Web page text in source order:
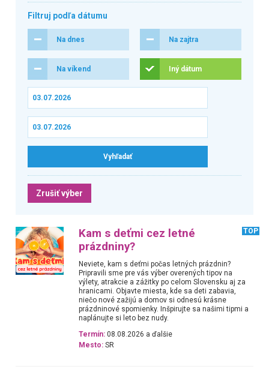
Filtruj podľa dátumu
Na dnes Na zajtra
Na víkend Iný dátum
Zrušiť výber
Kam s deťmi cez letné
prázdniny?
TOP
Neviete, kam s deťmi počas letných prázdnin?
Pripravili sme pre vás výber overených tipov na
výlety, atrakcie a zážitky po celom Slovensku aj za
hranicami. Objavte miesta, kde sa deti zabavia,
niečo nové zažijú a domov si odnesú krásne
prázdninové spomienky. Inšpirujte sa našimi tipmi a
naplánujte si leto bez nudy.
Termín: 08.08.2026 a ďalšie
Mesto: SR